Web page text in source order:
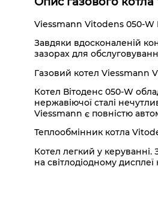
Viessmann Vitodens 050-W
Завдяки вдосконаленій
зазорах для
Газовий котел Viessmann
Котел Вітоденс 050-W
нержавіючої сталі
Viessmann є повністю
Теплообмінник котла
Котел легкий у
на світлодіодному дисплеї